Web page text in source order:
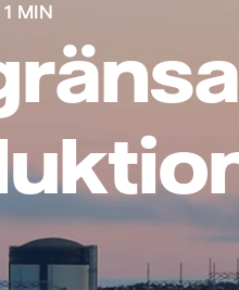
1 MIN